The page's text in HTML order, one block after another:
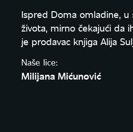
Ispred Doma omladine, u
života, mirno čekajući da
je prodavac knjiga Alija
Naše lice:
Milijana Mićunović